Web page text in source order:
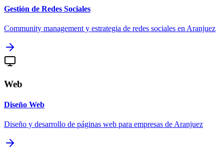
Gestión de Redes Sociales
Community management y estrategia de redes sociales en Aranjuez
Web
Diseño Web
Diseño y desarrollo de páginas web para empresas de Aranjuez